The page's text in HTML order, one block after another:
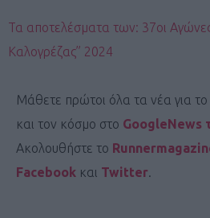
Τα αποτελέσματα των: 37οι
Καλογρέζας” 2024
Μάθετε πρώτοι όλα τα νέα για το
και τον κόσμο στο GoogleNews
Ακολουθήστε το
Facebook και Twitter.